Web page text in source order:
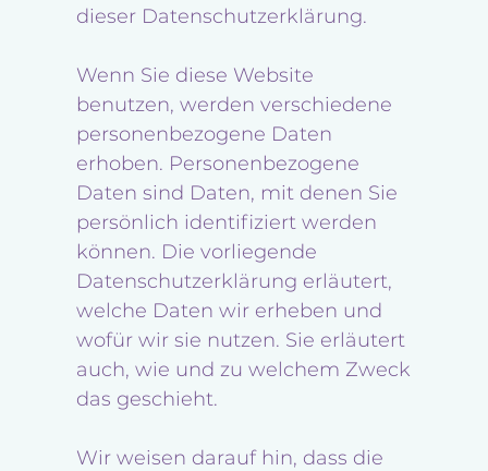
dieser Datenschutzerklärung.
Wenn Sie diese Website
benutzen, werden verschiedene
personenbezogene Daten
erhoben. Personenbezogene
Daten sind Daten, mit denen Sie
persönlich identifiziert werden
können. Die vorliegende
Datenschutzerklärung erläutert,
welche Daten wir erheben und
wofür wir sie nutzen. Sie erläutert
auch, wie und zu welchem Zweck
das geschieht.
Wir weisen darauf hin, dass die